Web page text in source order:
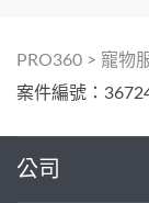
PRO360 > 寵物
案件編號：
公司